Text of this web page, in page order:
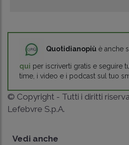
Quotidianopiù è anche
qui per iscriverti gratis e seguire
time, i video e i podcast sul tuo
© Copyright - Tutti i diritti
Lefebvre S.p.A.
Vedi anche